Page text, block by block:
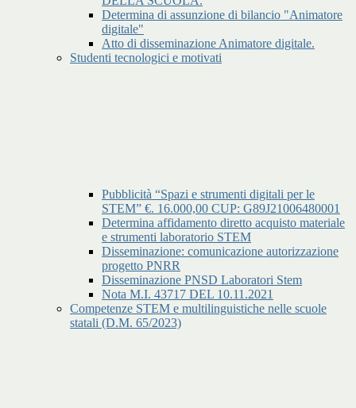
Determina di assunzione di bilancio "Animatore
digitale"
Atto di disseminazione Animatore digitale.
Studenti tecnologici e motivati
Pubblicità “Spazi e strumenti digitali per le
STEM” €. 16.000,00 CUP: G89J21006480001
Determina affidamento diretto acquisto materiale
e strumenti laboratorio STEM
Disseminazione: comunicazione autorizzazione
progetto PNRR
Disseminazione PNSD Laboratori Stem
Nota M.I. 43717 DEL 10.11.2021
Competenze STEM e multilinguistiche nelle scuole
statali (D.M. 65/2023)